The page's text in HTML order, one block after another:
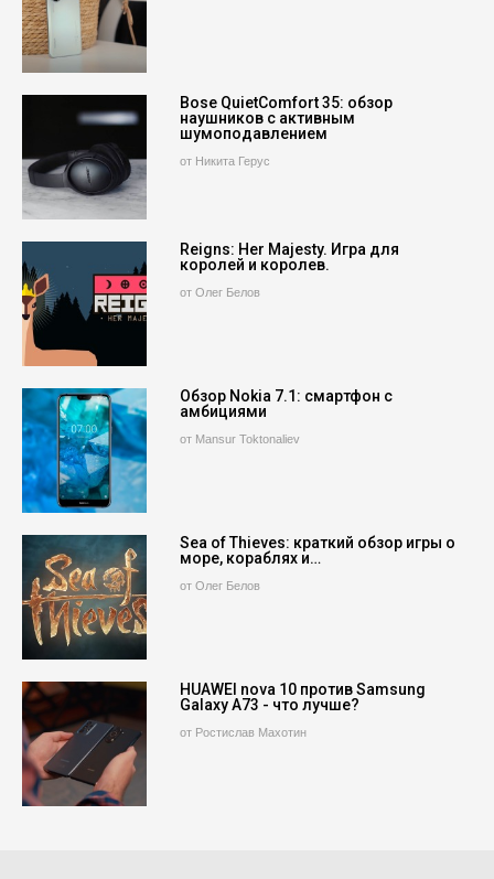
Bose QuietComfort 35: обзор
наушников с активным
шумоподавлением
от Никита Герус
Reigns: Her Majesty. Игра для
королей и королев.
от Олег Белов
Обзор Nokia 7.1: смартфон с
амбициями
от Mansur Toktonaliev
Sea of Thieves: краткий обзор игры о
море, кораблях и…
от Олег Белов
HUAWEI nova 10 против Samsung
Galaxy A73 - что лучше?
от Ростислав Махотин